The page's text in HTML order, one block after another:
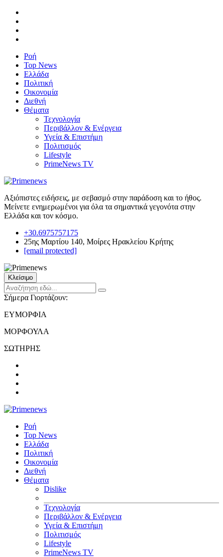
Ροή
Top News
Ελλάδα
Πολιτική
Οικονομία
Διεθνή
Θέματα
Τεχνολογία
Περιβάλλον & Ενέργεια
Υγεία & Επιστήμη
Πολιτισμός
Lifestyle
PrimeNews TV
Αξιόπιστες ειδήσεις, με σεβασμό στην παράδοση και το ήθος.
Μείνετε ενημερωμένοι για όλα τα σημαντικά γεγονότα στην
Ελλάδα και τον κόσμο.
+30.6975757175
25ης Μαρτίου 140, Μοίρες Ηρακλείου Κρήτης
[email protected]
Κλείσιμο
Σήμερα Γιορτάζουν:
ΕΥΜΟΡΦΙΑ
ΜΟΡΦΟΥΛΑ
ΣΩΤΗΡΗΣ
Ροή
Top News
Ελλάδα
Πολιτική
Οικονομία
Διεθνή
Θέματα
Dislike
Τεχνολογία
Περιβάλλον & Ενέργεια
Υγεία & Επιστήμη
Πολιτισμός
Lifestyle
PrimeNews TV